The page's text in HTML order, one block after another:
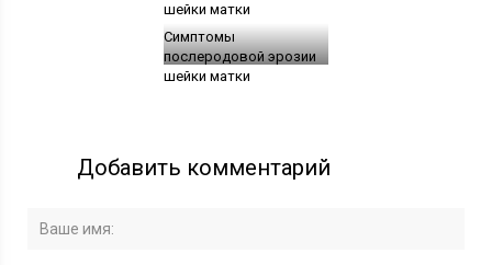
Симптомы
послеродовой эрозии
шейки матки
Добавить комментарий